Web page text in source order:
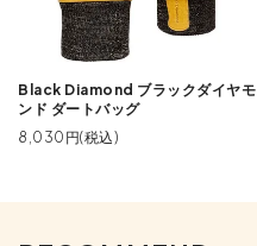
Black Diamond ブラックダイヤモ
ンド ダートバッグ
8,030円(税込)